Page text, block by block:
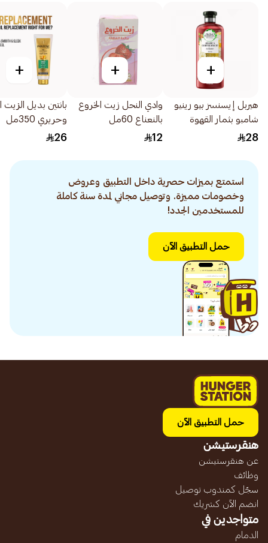
+
هيربل إيسنسز بيو رينيو
شامبو بثمار القهوة
400مل
28
+
وادي النحل زيت الخروع
بالنعناع 60مل
12
+
بانتين بديل الزيت
وحريري 350مل
26
استمتع بميزات حصرية داخل التطبيق وعروض
وخصومات مميزة. وتوصيل مجاني لمدة سنة كاملة
للمستخدمين الجدد!
حمل التطبيق الآن
حمل التطبيق الآن
هنقرستيشن
عن هنقرستيشن
وظائف
سجّل كمندوب توصيل
انضم الآن كشريك
متواجدين في
الدمام